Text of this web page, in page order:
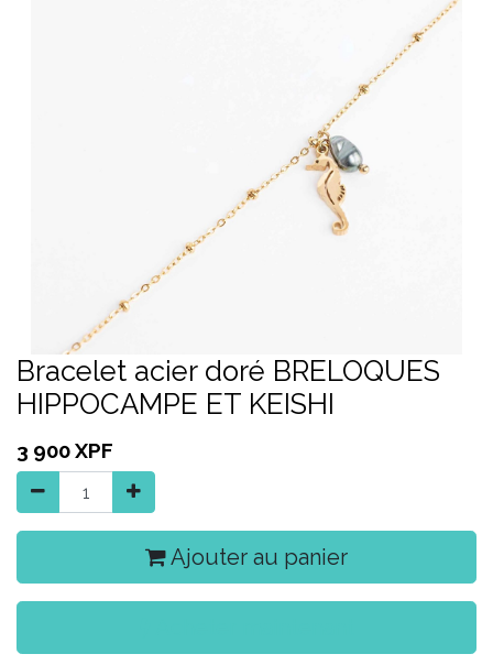
Bracelet acier doré BRELOQUES
HIPPOCAMPE ET KEISHI
3 900XPF
Ajouter au panier